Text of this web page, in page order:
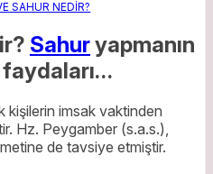
SAHUR NEDİR?
Sahuryapmanın
imsak vaktinden
Hz. Peygamber (s.a.s.),
de tavsiye etmiştir.